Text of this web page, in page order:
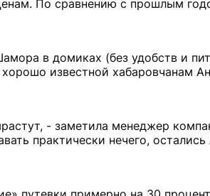
По сравнению с прошлым
в домиках (без удобств и
известной хабаровчанам
- заметила менеджер
практически нечего, остались